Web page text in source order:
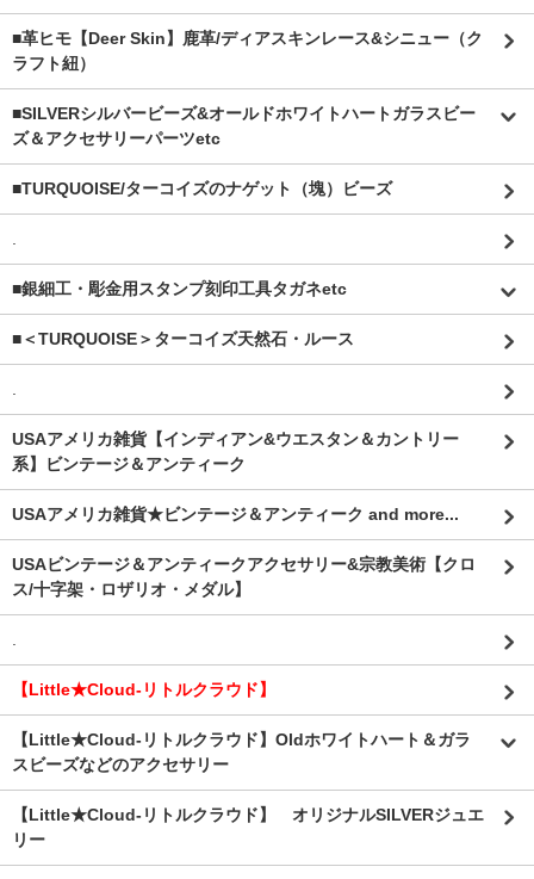
■革ヒモ【Deer Skin】鹿革/ディアスキンレース&シニュー（ク
ラフト紐）
■SILVERシルバービーズ&オールドホワイトハートガラスビー
ズ＆アクセサリーパーツetc
■TURQUOISE/ターコイズのナゲット（塊）ビーズ
.
■銀細工・彫金用スタンプ刻印工具タガネetc
■＜TURQUOISE＞ターコイズ天然石・ルース
.
USAアメリカ雑貨【インディアン&ウエスタン＆カントリー
系】ビンテージ＆アンティーク
USAアメリカ雑貨★ビンテージ＆アンティーク and more...
USAビンテージ＆アンティークアクセサリー&宗教美術【クロ
ス/十字架・ロザリオ・メダル】
.
【Little★Cloud-リトルクラウド】
【Little★Cloud-リトルクラウド】Oldホワイトハート＆ガラ
スビーズなどのアクセサリー
【Little★Cloud-リトルクラウド】 オリジナルSILVERジュエ
リー